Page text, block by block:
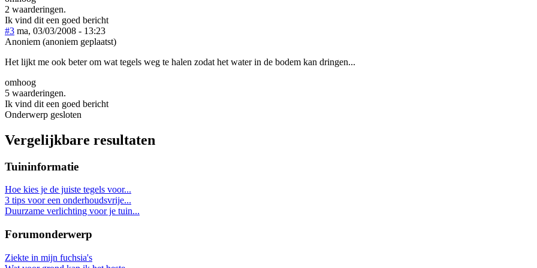
2 waarderingen.
Ik vind dit een goed bericht
#3 ma, 03/03/2008 - 13:23
Anoniem (anoniem geplaatst)
Het lijkt me ook beter om wat tegels weg te halen zodat het water in de bodem kan dringen...
omhoog
5 waarderingen.
Ik vind dit een goed bericht
Onderwerp gesloten
Vergelijkbare resultaten
Tuininformatie
Hoe kies je de juiste tegels voor...
3 tips voor een onderhoudsvrije...
Duurzame verlichting voor je tuin...
Forumonderwerp
Ziekte in mijn fuchsia's